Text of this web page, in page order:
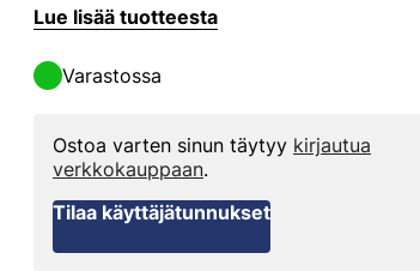
Lue lisää tuotteesta
Varastossa
Ostoa varten sinun täytyy kirjautua
verkkokauppaan.
Tilaa käyttäjätunnukset